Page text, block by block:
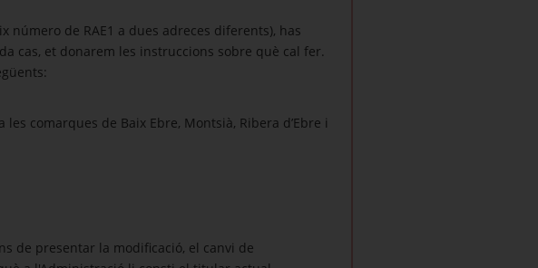
número de RAE1 a dues adreces diferents), has
cas, et donarem les instruccions sobre què cal fer.
les comarques de Baix Ebre, Montsià, Ribera d’Ebre i
de presentar la modificació, el canvi de